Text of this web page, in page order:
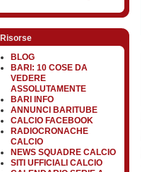
Risorse
BLOG
BARI: 10 COSE DA
VEDERE
ASSOLUTAMENTE
BARI INFO
ANNUNCI BARITUBE
CALCIO FACEBOOK
RADIOCRONACHE
CALCIO
NEWS SQUADRE CALCIO
SITI UFFICIALI CALCIO